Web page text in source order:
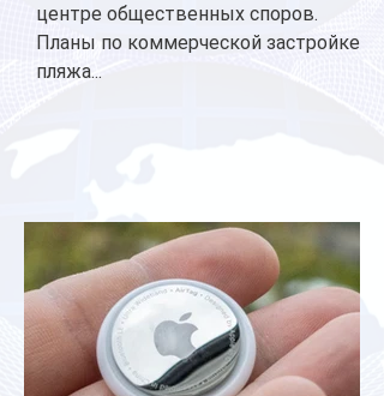
центре общественных споров.
Планы по коммерческой застройке
пляжа...